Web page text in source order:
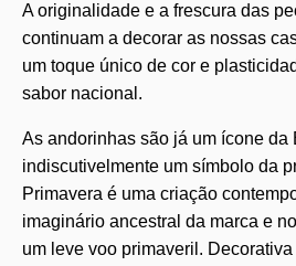
A originalidade e a frescura das
continuam a decorar as nossas
um toque único de cor e
sabor nacional.
As andorinhas são já um ícone da
indiscutivelmente um símbolo da
Primavera é uma criação
imaginário ancestral da marca e
um leve voo primaveril.